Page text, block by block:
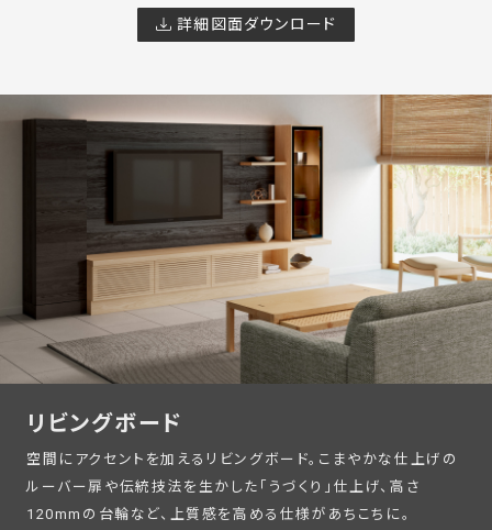
詳細図面ダウンロード
リビングボード
空間にアクセントを加えるリビングボード。こまやかな仕上げの
ルーバー扉や伝統技法を生かした「うづくり」仕上げ、高さ
120mmの台輪など、上質感を高める仕様があちこちに。